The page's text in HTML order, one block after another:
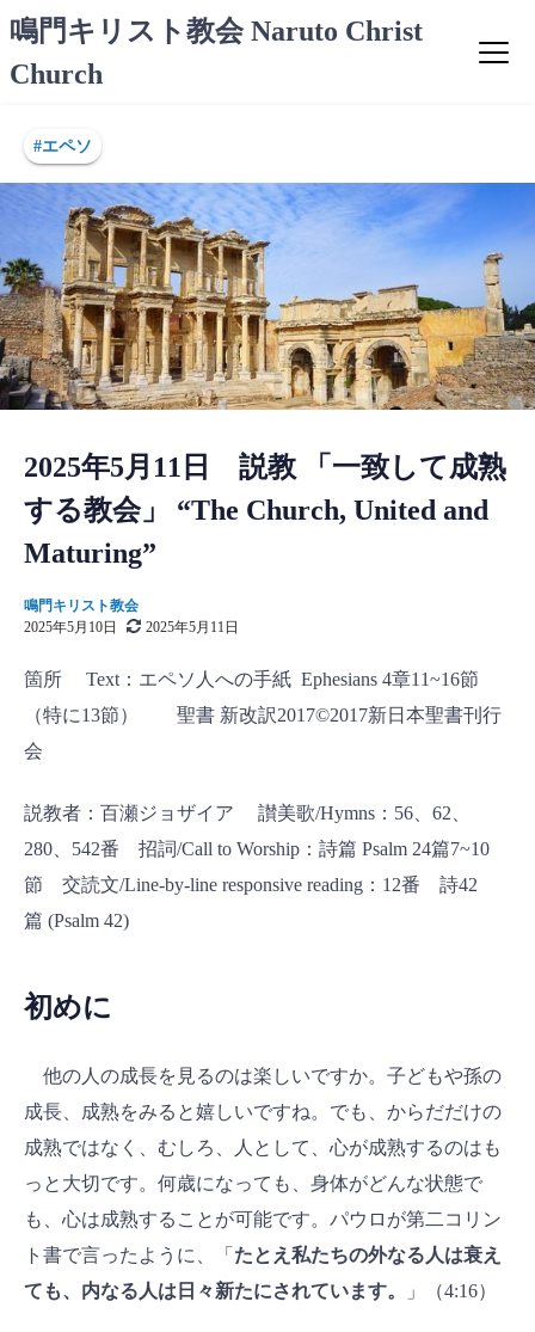
ン
テ
ス
プ
鳴門キリスト教会 Naruto Christ
Church
#エペソ
2025年5月11日 説教 「一致して成熟
する教会」 “The Church, United and
Maturing”
鳴門キリスト教会
2025年5月10日
2025年5月11日
箇所 Text：エペソ人への手紙 Ephesians 4章11~16節
（特に13節） 聖書 新改訳2017©2017新日本聖書刊行
会
説教者：百瀬ジョザイア 讃美歌/Hymns：56、62、
280、542番 招詞/Call to Worship：詩篇 Psalm 24篇7~10
節 交読文/Line-by-line responsive reading：12番 詩42
篇 (Psalm 42)
初めに
他の人の成長を見るのは楽しいですか。子どもや孫の
成長、成熟をみると嬉しいですね。でも、からだだけの
成熟ではなく、むしろ、人として、心が成熟するのはも
っと大切です。何歳になっても、身体がどんな状態で
も、心は成熟することが可能です。パウロが第二コリン
ト書で言ったように、「 たとえ私たちの外なる人は衰え
ても、内なる人は日々新たにされています。
」（4:16）